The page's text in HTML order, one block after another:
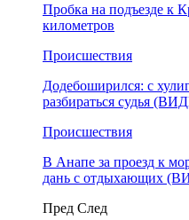
Пробка на подъезде к
километров
Происшествия
Додебоширился: с
разбираться судья
Происшествия
В Анапе за проезд к
дань с отдыхающих
Пред След